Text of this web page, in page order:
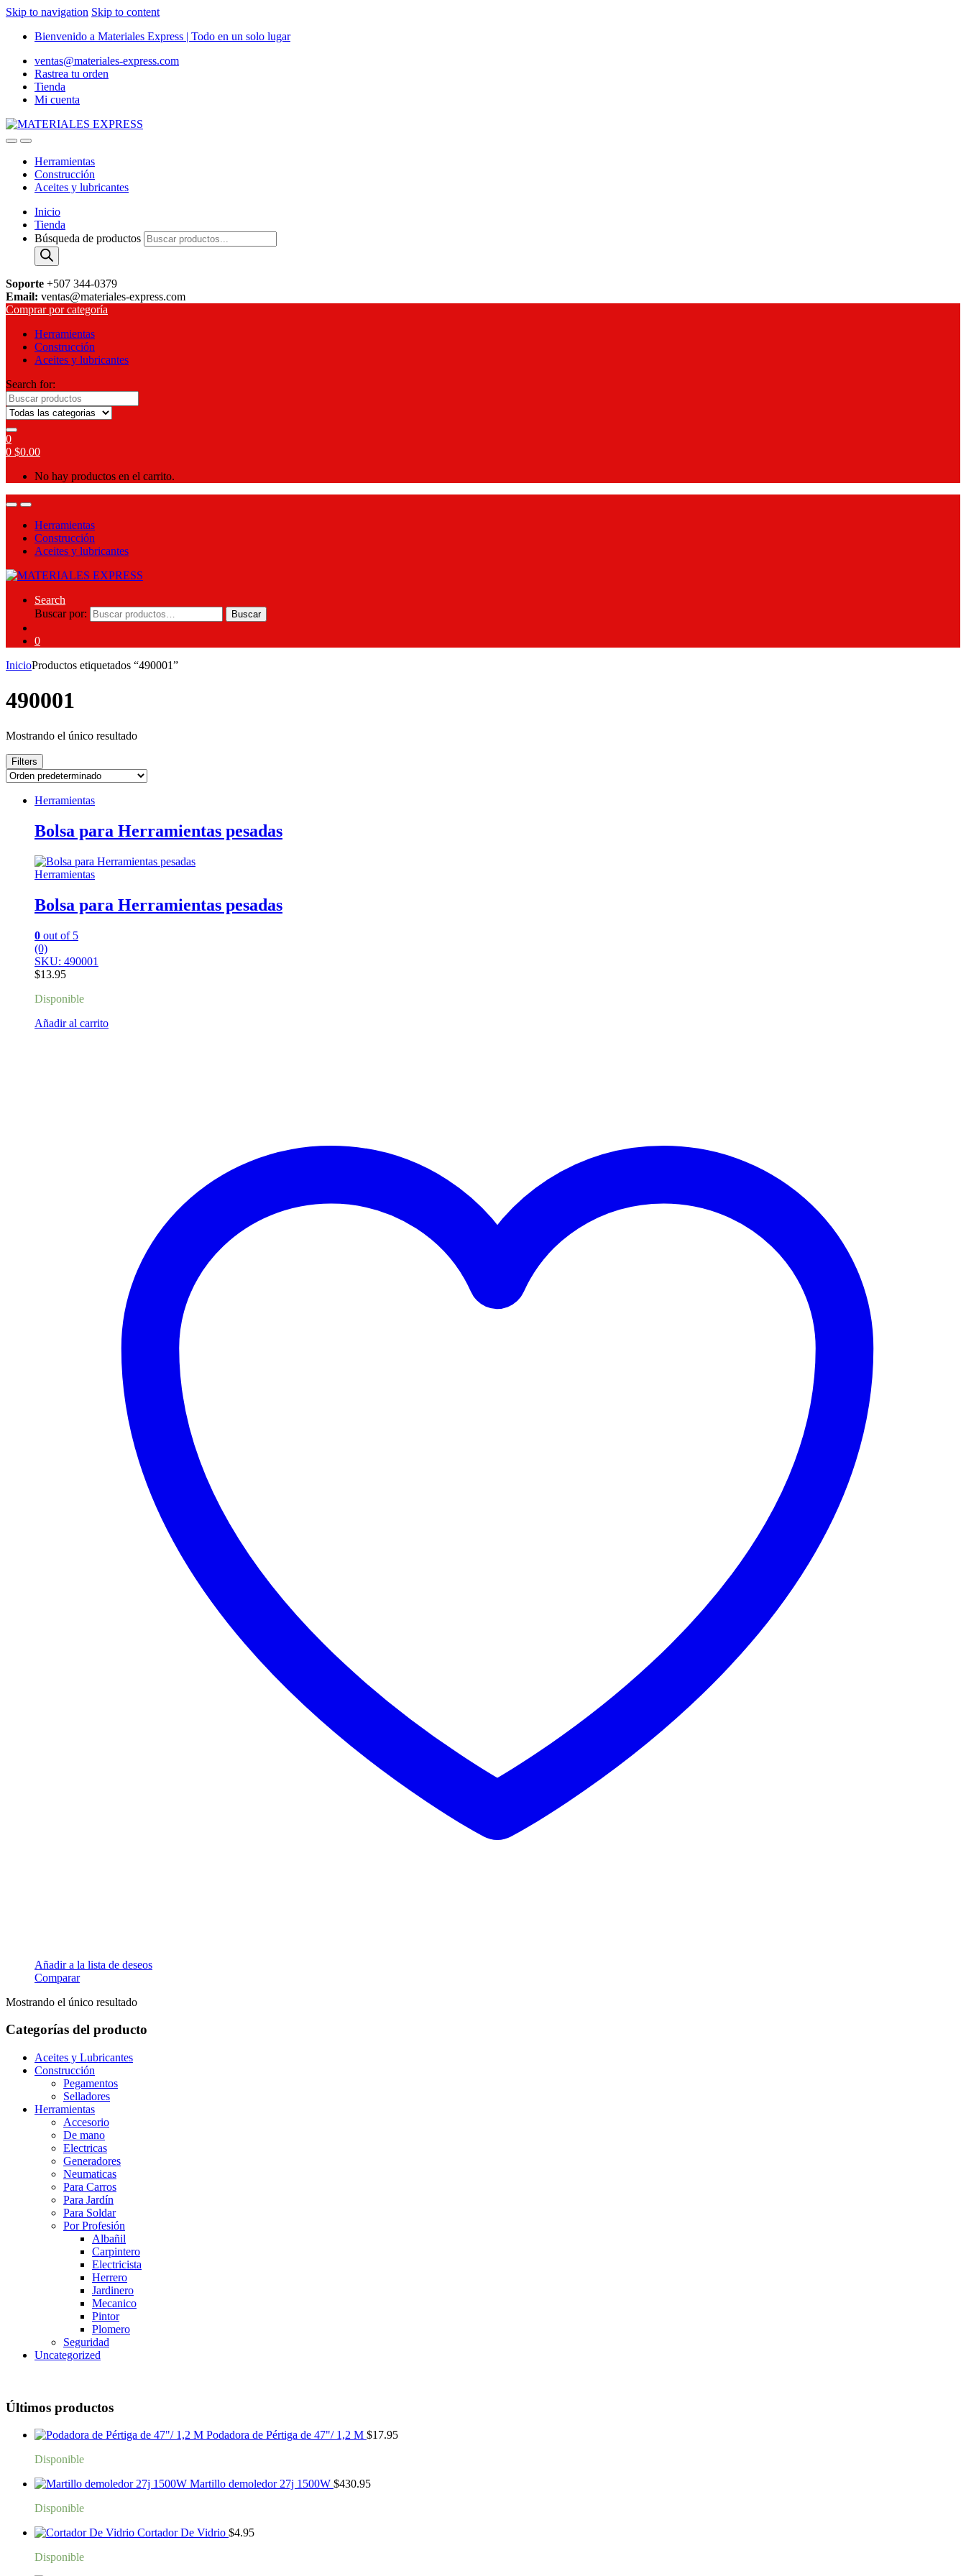
Skip to navigation Skip to content
Bienvenido a Materiales Express | Todo en un solo lugar
ventas@materiales-express.com
Rastrea tu orden
Tienda
Mi cuenta
Herramientas
Construcción
Aceites y lubricantes
Inicio
Tienda
Búsqueda de productos
Soporte +507 344-0379
Email: ventas@materiales-express.com
Comprar por categoría
Herramientas
Construcción
Aceites y lubricantes
Search for:
0
0 $0.00
No hay productos en el carrito.
Herramientas
Construcción
Aceites y lubricantes
Search
Buscar por:
Buscar
0
InicioProductos etiquetados “490001”
490001
Mostrando el único resultado
Filters
Herramientas
Bolsa para Herramientas pesadas
Herramientas
Bolsa para Herramientas pesadas
0 out of 5
(0)
SKU: 490001
$13.95
Disponible
Añadir al carrito
Añadir a la lista de deseos
Comparar
Mostrando el único resultado
Categorías del producto
Aceites y Lubricantes
Construcción
Pegamentos
Selladores
Herramientas
Accesorio
De mano
Electricas
Generadores
Neumaticas
Para Carros
Para Jardín
Para Soldar
Por Profesión
Albañil
Carpintero
Electricista
Herrero
Jardinero
Mecanico
Pintor
Plomero
Seguridad
Uncategorized
Últimos productos
Podadora de Pértiga de 47"/ 1,2 M $17.95
Disponible
Martillo demoledor 27j 1500W $430.95
Disponible
Cortador De Vidrio $4.95
Disponible